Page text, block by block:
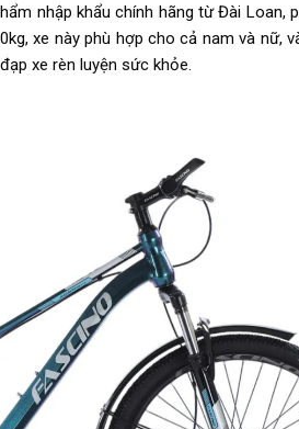
nhập khẩu chính hãng từ Đài Loan,
xe này phù hợp cho cả nam và nữ,
xe rèn luyện sức khỏe.